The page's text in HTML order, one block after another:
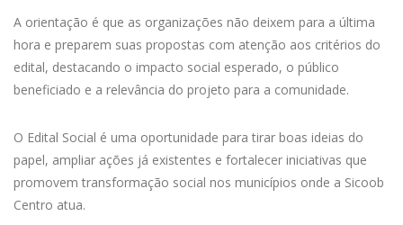
A orientação é que as organizações não deixem para a última
hora e preparem suas propostas com atenção aos critérios do
edital, destacando o impacto social esperado, o público
beneficiado e a relevância do projeto para a comunidade.
O Edital Social é uma oportunidade para tirar boas ideias do
papel, ampliar ações já existentes e fortalecer iniciativas que
promovem transformação social nos municípios onde a Sicoob
Centro atua.